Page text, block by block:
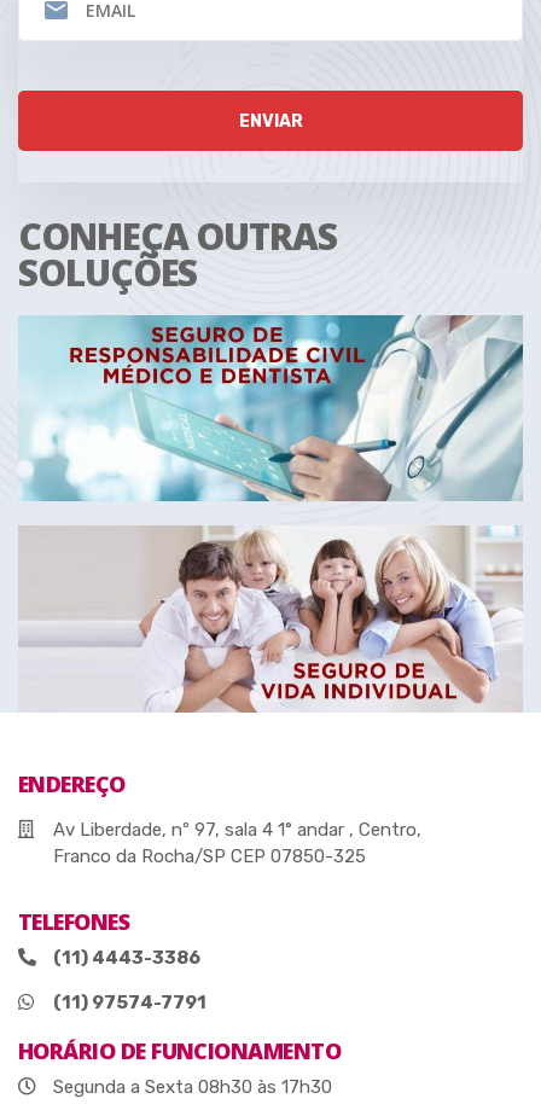
CONHEÇA OUTRAS
SOLUÇÕES
ENDEREÇO
Av Liberdade, nº 97, sala 4 1° andar , Centro,
Franco da Rocha/SP CEP 07850-325
TELEFONES
(11) 4443-3386
(11) 97574-7791
HORÁRIO DE FUNCIONAMENTO
Segunda a Sexta 08h30 às 17h30